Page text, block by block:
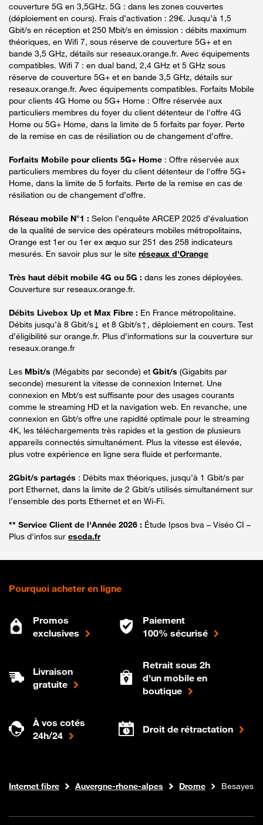
couverture 5G en 3,5GHz. 5G : dans les zones couvertes
(déploiement en cours). Frais d’activation : 29€. Jusqu’à 1,5
Gbit/s en réception et 250 Mbit/s en émission : débits maximum
théoriques, en Wifi 7, sous réserve de couverture 5G+ et en
bande 3,5 GHz, détails sur reseaux.orange.fr. Avec équipements
compatibles. Wifi 7 : en dual band, 2,4 GHz et 5 GHz sous
réserve de couverture 5G+ et en bande 3,5 GHz, détails sur
reseaux.orange.fr. Avec équipements compatibles. Forfaits Mobile
pour clients 4G Home ou 5G+ Home : Offre réservée aux
particuliers membres du foyer du client détenteur de l'offre 4G
Home ou 5G+ Home, dans la limite de 5 forfaits par foyer. Perte
de la remise en cas de résiliation ou de changement d’offre.
Forfaits Mobile pour clients 5G+ Home : Offre réservée aux
particuliers membres du foyer du client détenteur de l'offre 5G+
Home, dans la limite de 5 forfaits. Perte de la remise en cas de
résiliation ou de changement d’offre.
Réseau mobile N°1 : Selon l’enquête ARCEP 2025 d’évaluation
de la qualité de service des opérateurs mobiles métropolitains,
Orange est 1er ou 1er ex æquo sur 251 des 258 indicateurs
mesurés. En savoir plus sur le site réseaux d'Orange
Très haut débit mobile 4G ou 5G : dans les zones déployées.
Couverture sur reseaux.orange.fr.
Débits Livebox Up et Max Fibre : En France métropolitaine.
Débits jusqu’à 8 Gbit/s↓ et 8 Gbit/s↑, déploiement en cours. Test
d’éligibilité sur orange.fr. Plus d’informations sur la couverture sur
reseaux.orange.fr
Les Mbit/s (Mégabits par seconde) et Gbit/s (Gigabits par
seconde) mesurent la vitesse de connexion Internet. Une
connexion en Mbt/s est suffisante pour des usages courants
comme le streaming HD et la navigation web. En revanche, une
connexion en Gbt/s offre une rapidité optimale pour le streaming
4K, les téléchargements très rapides et la gestion de plusieurs
appareils connectés simultanément. Plus la vitesse est élevée,
plus votre expérience en ligne sera fluide et performante.
2Gbit/s partagés : Débits max théoriques, jusqu’à 1 Gbit/s par
port Ethernet, dans la limite de 2 Gbit/s utilisés simultanément sur
l’ensemble des ports Ethernet et en Wi-Fi.
** Service Client de l'Année 2026 : Étude Ipsos bva – Viséo CI –
Plus d'infos sur escda.fr
Pourquoi acheter en ligne
Promos
exclusives
Paiement
100% sécurisé
Livraison
gratuite
Retrait sous 2h
d'un mobile en
boutique
À vos cotés
24h/24
Droit de rétractation
Boutique Orange
Internet fibre Auvergne-rhone-alpes Drome Besayes